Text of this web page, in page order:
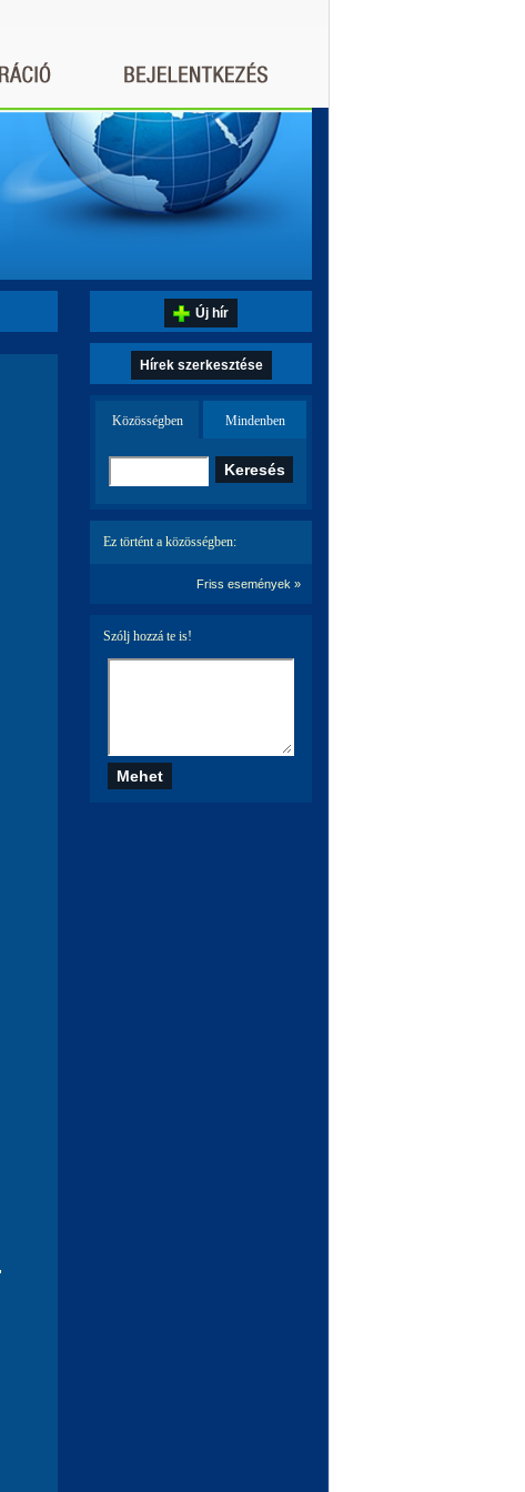
Új hír
Hírek szerkesztése
Közösségben Mindenben
Ez történt a közösségben:
Friss események »
Szólj hozzá te is!